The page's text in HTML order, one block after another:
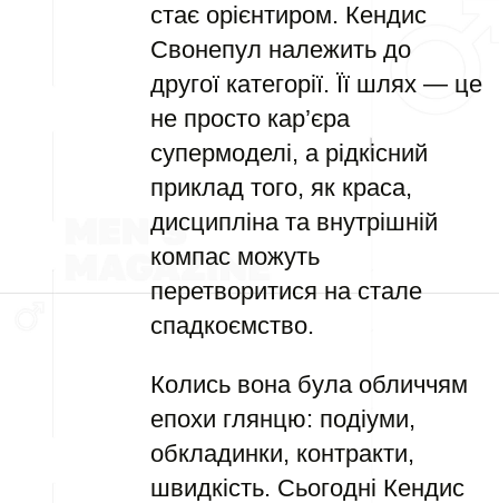
стає орієнтиром. Кендис
Свонепул належить до
другої категорії. Її шлях — це
не просто кар’єра
супермоделі, а рідкісний
приклад того, як краса,
дисципліна та внутрішній
компас можуть
перетворитися на стале
спадкоємство.
Колись вона була обличчям
епохи глянцю: подіуми,
обкладинки, контракти,
швидкість. Сьогодні Кендис